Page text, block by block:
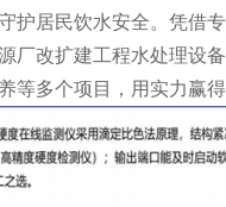
护居民饮水安全。凭借
厂改扩建工程水处理设
等多个项目，用实力赢